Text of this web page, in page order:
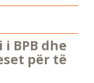
BPB dhe
për të